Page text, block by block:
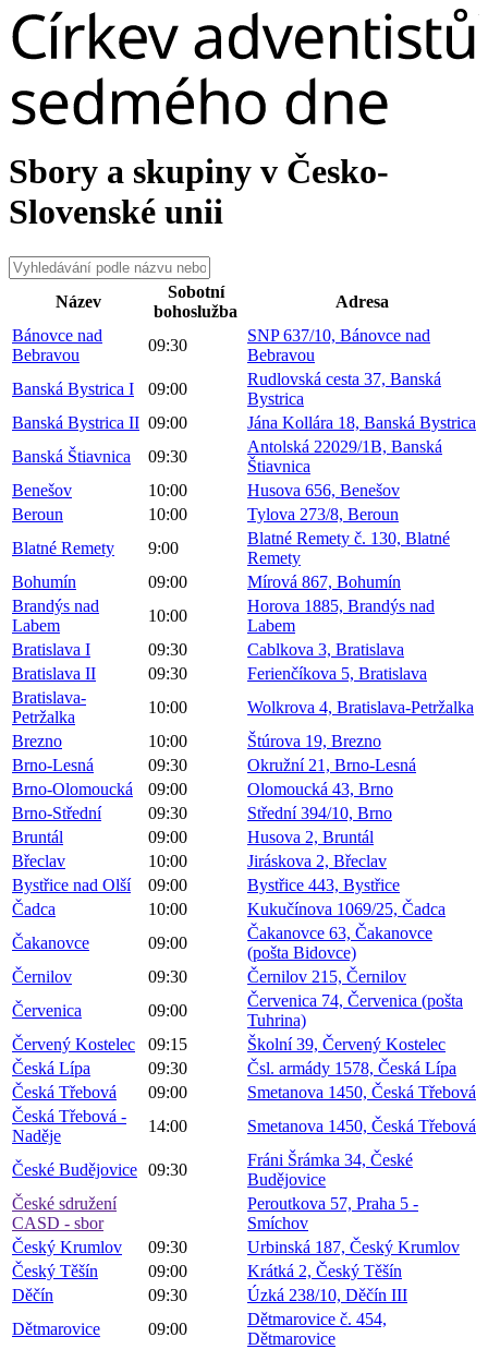
Sbory a skupiny v Česko-
Slovenské unii
Název
Sobotní
bohoslužba
Adresa
Bánovce nad
Bebravou
09:30
SNP 637/10, Bánovce nad
Bebravou
Banská Bystrica I
09:00
Rudlovská cesta 37, Banská
Bystrica
Banská Bystrica II 09:00
Jána Kollára 18, Banská Bystrica
Banská Štiavnica
09:30
Antolská 22029/1B, Banská
Štiavnica
Benešov
10:00
Husova 656, Benešov
Beroun
10:00
Tylova 273/8, Beroun
Blatné Remety
9:00
Blatné Remety č. 130, Blatné
Remety
Bohumín
09:00
Mírová 867, Bohumín
Brandýs nad
Labem
10:00
Horova 1885, Brandýs nad
Labem
Bratislava I
09:30
Cablkova 3, Bratislava
Bratislava II
09:30
Ferienčíkova 5, Bratislava
Bratislava-
Petržalka
10:00
Wolkrova 4, Bratislava-Petržalka
Brezno
10:00
Štúrova 19, Brezno
Brno-Lesná
09:30
Okružní 21, Brno-Lesná
Brno-Olomoucká
09:00
Olomoucká 43, Brno
Brno-Střední
09:30
Střední 394/10, Brno
Bruntál
09:00
Husova 2, Bruntál
Břeclav
10:00
Jiráskova 2, Břeclav
Bystřice nad Olší
09:00
Bystřice 443, Bystřice
Čadca
10:00
Kukučínova 1069/25, Čadca
Čakanovce
09:00
Čakanovce 63, Čakanovce
(pošta Bidovce)
Černilov
09:30
Černilov 215, Černilov
Červenica
09:00
Červenica 74, Červenica (pošta
Tuhrina)
Červený Kostelec
09:15
Školní 39, Červený Kostelec
Česká Lípa
09:30
Čsl. armády 1578, Česká Lípa
Česká Třebová
09:00
Smetanova 1450, Česká Třebová
Česká Třebová -
Naděje
14:00 Smetanova 1450, Česká Třebová
České Budějovice 09:30
Fráni Šrámka 34, České
Budějovice
České sdružení
CASD - sbor
Peroutkova 57, Praha 5 -
Smíchov
Český Krumlov
09:30
Urbinská 187, Český Krumlov
Český Těšín
09:00
Krátká 2, Český Těšín
Děčín
09:30
Úzká 238/10, Děčín III
Dětmarovice
09:00
Dětmarovice č. 454,
Dětmarovice